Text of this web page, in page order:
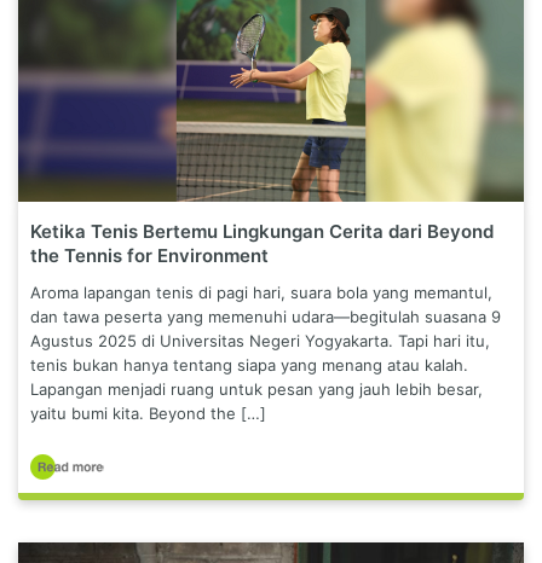
Ketika Tenis Bertemu Lingkungan Cerita dari Beyond
the Tennis for Environment
Aroma lapangan tenis di pagi hari, suara bola yang memantul,
dan tawa peserta yang memenuhi udara—begitulah suasana 9
Agustus 2025 di Universitas Negeri Yogyakarta. Tapi hari itu,
tenis bukan hanya tentang siapa yang menang atau kalah.
Lapangan menjadi ruang untuk pesan yang jauh lebih besar,
yaitu bumi kita. Beyond the […]